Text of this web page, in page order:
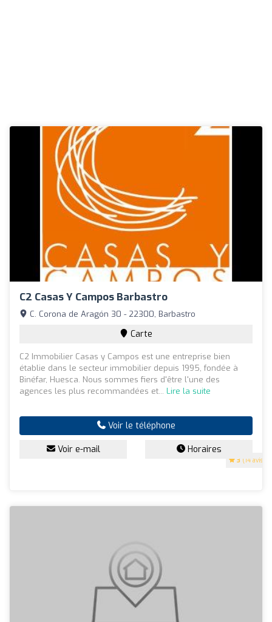
C2 Casas Y Campos Barbastro
3 (14 avis)
C. Corona de Aragón 30 - 22300, Barbastro
Carte
C2 Immobilier Casas y Campos est une entreprise bien
établie dans le secteur immobilier depuis 1995, fondée à
Binéfar, Huesca. Nous sommes fiers d'être l'une des
agences les plus recommandées et... Lire la suite
Voir le téléphone
Voir e-mail Horaires